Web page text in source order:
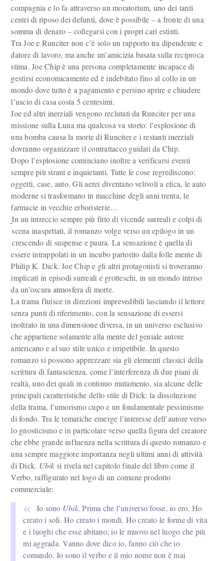
compagnia e lo fa attraverso un moratorium, uno dei tanti
centri di riposo dei defunti, dove è possibile – a fronte di una
somma di denaro – collegarsi con i propri cari estinti.
Tra Joe e Runciter non c’è solo un rapporto tra dipendente e
datore di lavoro, ma anche un’amicizia basata sulla reciproca
stima. Joe Chip è una persona completamente incapace di
gestirsi economicamente ed è indebitato fino al collo in un
mondo dove tutto è a pagamento e persino aprire e chiudere
l’uscio di casa costa 5 centesimi.
Joe ed altri inerziali vengono reclutati da Runciter per una
missione sulla Luna ma qualcosa va storto: l’esplosione di
una bomba causa la morte di Runciter e i restanti inerziali
dovranno organizzare il contrattacco guidati da Chip.
Dopo l’esplosione cominciano inoltre a verificarsi eventi
sempre più strani e inquietanti. Tutte le cose regrediscono:
oggetti, case, auto. Gli aerei diventano velivoli a elica, le auto
moderne si trasformano in macchine degli anni trenta, le
farmacie in vecchie erboristerie…
In un intreccio sempre più fitto di vicende surreali e colpi di
scena inaspettati, il romanzo volge verso un epilogo in un
crescendo di suspense e paura. La sensazione è quella di
essere intrappolati in un incubo partorito dalla folle mente di
Philip K. Dick. Joe Chip e gli altri protagonisti si troveranno
implicati in episodi surreali e grotteschi, in un mondo intriso
da un’oscura atmosfera di morte.
La trama fluisce in direzioni imprevedibili lasciando il lettore
senza punti di riferimento, con la sensazione di essersi
inoltrato in una dimensione diversa, in un universo esclusivo
che appartiene solamente alla mente del geniale autore
americano e al suo stile unico e irripetibile. In questo
romanzo si possono apprezzare sia gli elementi classici della
scrittura di fantascienza, come l’interferenza di due piani di
realtà, uno dei quali in continuo mutamento, sia alcune delle
principali caratteristiche dello stile di Dick: la dissoluzione
della trama, l’umorismo cupo e un fondamentale pessimismo
di fondo. Tra le tematiche emerge l’interesse dell’autore verso
lo gnosticismo e in particolare verso quella figura del creatore
che ebbe grande influenza nella scrittura di questo romanzo e
una sempre maggiore importanza negli ultimi anni di attività
di Dick. Ubik si rivela nel capitolo finale del libro come il
Verbo, raffigurato nel logo di un comune prodotto
commerciale:
Io sono Ubik. Prima che l’universo fosse, io ero. Ho
creato i soli. Ho creato i mondi. Ho creato le forme di vita
e i luoghi che esse abitano; io le muovo nel luogo che più
mi aggrada. Vanno dove dico io, fanno ciò che io
comando. Io sono il verbo e il mio nome non è mai